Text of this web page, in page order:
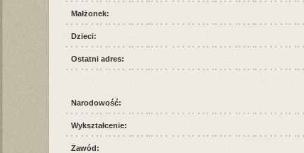
Małżonek:
Dzieci:
Ostatni adres:
Narodowość:
Wykształcenie:
Zawód: